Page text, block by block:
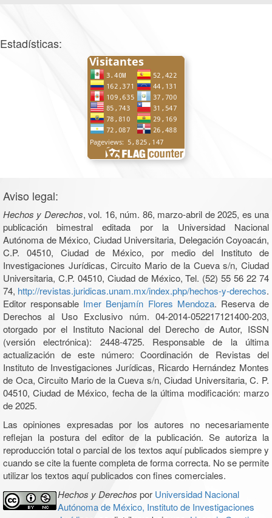
Estadísticas:
Aviso legal:
Hechos y Derechos, vol. 16, núm. 86, marzo-abril de 2025, es una
publicación bimestral editada por la Universidad Nacional
Autónoma de México, Ciudad Universitaria, Delegación Coyoacán,
C.P. 04510, Ciudad de México, por medio del Instituto de
Investigaciones Jurídicas, Circuito Mario de la Cueva s/n, Ciudad
Universitaria, C.P. 04510, Ciudad de México, Tel. (52) 55 56 22 74
74, http://revistas.juridicas.unam.mx/index.php/hechos-y-derechos.
Editor responsable Imer Benjamín Flores Mendoza. Reserva de
Derechos al Uso Exclusivo núm. 04-2014-052217121400-203,
otorgado por el Instituto Nacional del Derecho de Autor, ISSN
(versión electrónica): 2448-4725. Responsable de la última
actualización de este número: Coordinación de Revistas del
Instituto de Investigaciones Jurídicas, Ricardo Hernández Montes
de Oca, Circuito Mario de la Cueva s/n, Ciudad Universitaria, C. P.
04510, Ciudad de México, fecha de la última modificación: marzo
de 2025.
Las opiniones expresadas por los autores no necesariamente
reflejan la postura del editor de la publicación. Se autoriza la
reproducción total o parcial de los textos aquí publicados siempre y
cuando se cite la fuente completa de forma correcta. No se permite
utilizar los textos aquí publicados con fines comerciales.
Hechos y Derechos por Universidad Nacional
Autónoma de México, Instituto de Investigaciones